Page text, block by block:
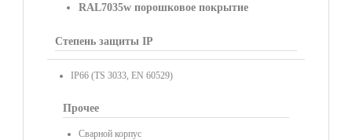
RAL7035w порошковое покрытие
Степень защиты IP
IP66 (TS 3033, EN 60529)
Прочее
Сварной корпус